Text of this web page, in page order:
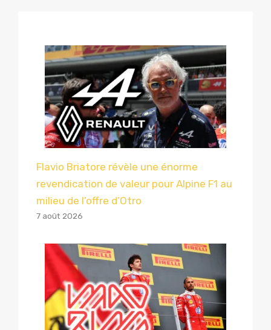
Flavio Briatore révèle une énorme
revendication de valeur pour Alpine F1 au
milieu de l’offre d’Otro
7 août 2026